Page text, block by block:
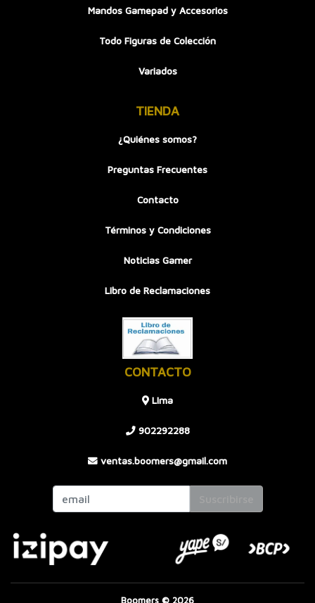
Mandos Gamepad y Accesorios
Todo Figuras de Colección
Variados
TIENDA
¿Quiénes somos?
Preguntas Frecuentes
Contacto
Términos y Condiciones
Noticias Gamer
Libro de Reclamaciones
CONTACTO
LIma
902292288
ventas.boomers@gmail.com
Boomers © 2026